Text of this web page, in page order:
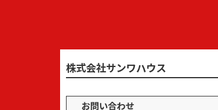
株式会社サンワハウス
お問い合わせ